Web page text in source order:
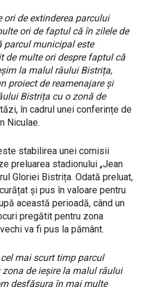
ori de extinderea parcului
ori de faptul că în zilele de
parcul municipal este
de multe ori despre faptul că
la malul râului Bistrița,
proiect de reamenajare și
Bistrița cu o zonă de
în cadrul unei conferințe de
Niculae.
stabilirea unei comisii
preluarea stadionului „Jean
Gloriei Bistrița. Odată preluat,
și pus în valoare pentru
această perioadă, când un
pregătit pentru zona
va fi pus la pământ.
mai scurt timp parcul
de ieșire la malul râului
desfășura în mai multe